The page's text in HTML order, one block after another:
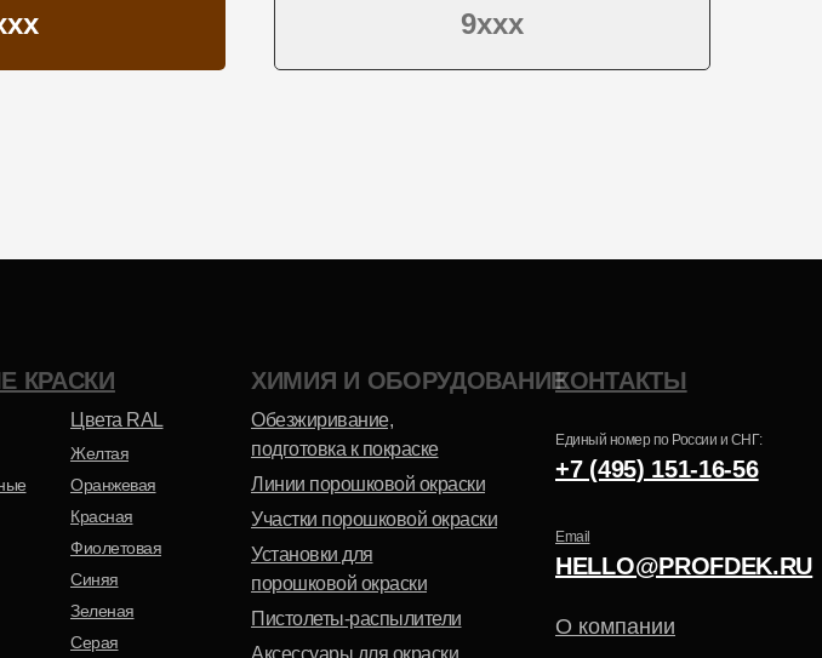
9ххх
КРАСКИ ХИМИЯ И ОБОРУДОВАНИЕКОНТАКТЫ
Синяя
Зеленая
Серая
Красная
Фиолетовая
Оранжевая
Желтая
Установки для
порошковой окраски
Обезжиривание,
подготовка к покраске
Пистолеты-распылители
Линии порошковой окраски
Участки порошковой окраски
Аксессуары для окраски
Единый номер по России и СНГ:
Цвета RAL
+7 (495) 151-16-56
Email
HELLO@PROFDEK.RU
О компании